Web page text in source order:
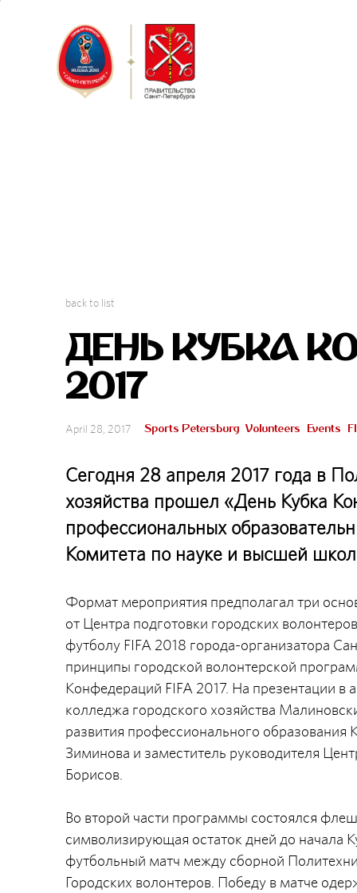
back to list
ДЕНЬ КУБКА
2017
April 28, 2017 Sports Petersburg Volunteers Events
Сегодня 28 апреля 2017 года в
хозяйства прошел «День Кубка
профессиональных
Комитета по науке и высшей
Формат мероприятия предполагал три
от Центра подготовки городских
футболу FIFA 2018 города-организатора
принципы городской волонтерской
Конфедераций FIFA 2017. На презентации в
колледжа городского хозяйства
развития профессионального
Зиминова и заместитель руководителя
Борисов.
Во второй части программы состоялся
символизирующая остаток дней до начала
футбольный матч между сборной
Городских волонтеров. Победу в матче